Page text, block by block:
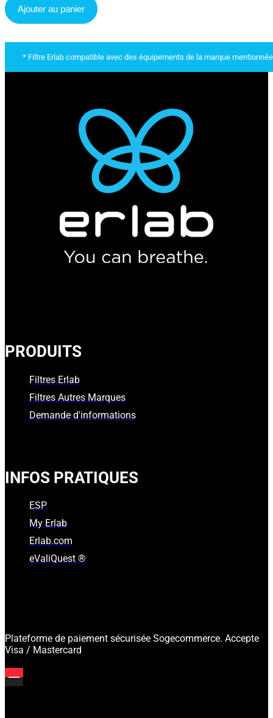
Ajouter au panier
* Filtre Erlab compatible avec des équipements de la marque
PRODUITS
Filtres Erlab
Filtres Autres Marques
Demande d'informations
INFOS PRATIQUES
ESP
My Erlab
Erlab.com
eValiQuest ®
Plateforme de paiement sécurisée Sogecommerce. Accepte
Visa / Mastercard